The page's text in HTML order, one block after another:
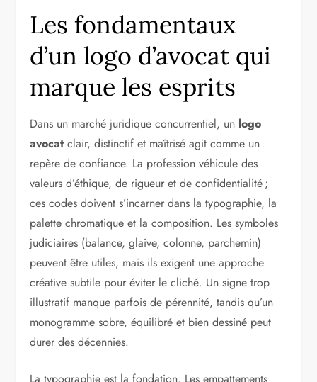
Les fondamentaux
d’un logo d’avocat qui
marque les esprits
Dans un marché juridique concurrentiel, un logo
avocat clair, distinctif et maîtrisé agit comme un
repère de confiance. La profession véhicule des
valeurs d’éthique, de rigueur et de confidentialité ;
ces codes doivent s’incarner dans la typographie, la
palette chromatique et la composition. Les symboles
judiciaires (balance, glaive, colonne, parchemin)
peuvent être utiles, mais ils exigent une approche
créative subtile pour éviter le cliché. Un signe trop
illustratif manque parfois de pérennité, tandis qu’un
monogramme sobre, équilibré et bien dessiné peut
durer des décennies.